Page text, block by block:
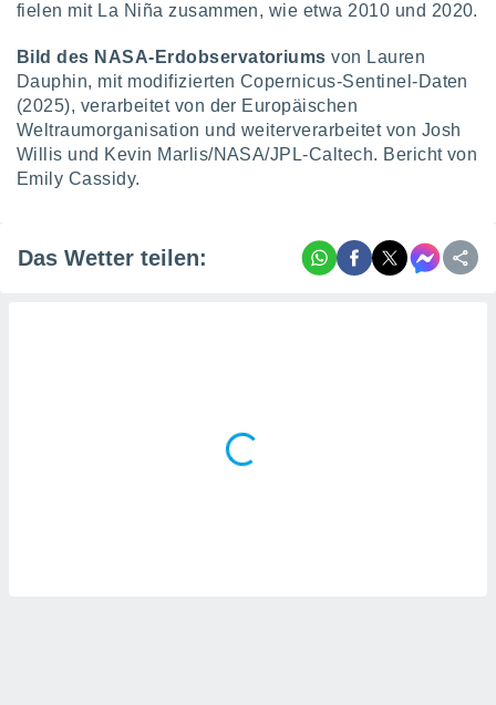
fielen mit La Niña zusammen, wie etwa 2010 und 2020.
Bild des NASA-Erdobservatoriums von Lauren
Dauphin, mit modifizierten Copernicus-Sentinel-Daten
(2025), verarbeitet von der Europäischen
Weltraumorganisation und weiterverarbeitet von Josh
Willis und Kevin Marlis/NASA/JPL-Caltech. Bericht von
Emily Cassidy.
Das Wetter teilen: